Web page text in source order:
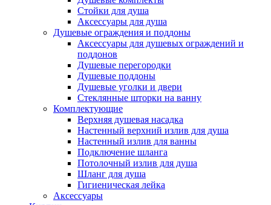
Стойки для душа
Аксессуары для душа
Душевые ограждения и поддоны
Аксессуары для душевых ограждений и
поддонов
Душевые перегородки
Душевые поддоны
Душевые уголки и двери
Стеклянные шторки на ванну
Комплектующие
Верхняя душевая насадка
Настенный верхний излив для душа
Настенный излив для ванны
Подключение шланга
Потолочный излив для душа
Шланг для душа
Гигиеническая лейка
Аксессуары